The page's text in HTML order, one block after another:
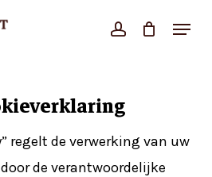
account
Menu
Close
regelt de verwerking van uw
de verantwoordelijke